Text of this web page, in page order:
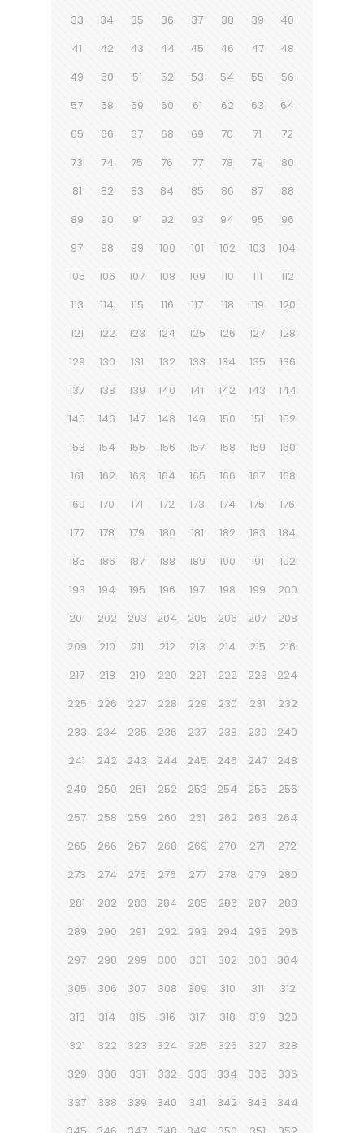
33
34 35 36 37 38 39
40
41
42 43 44 45 46 47
48
49
50 51 52 53 54 55
56
57
58 59 60 61 62 63
64
65
66 67 68 69 70 71
72
73
74 75 76 77 78 79
80
81
82 83 84 85 86 87
88
89
90 91 92 93 94 95
96
97
98 99 100 101 102 103
104
105
106 107 108 109 110 111
112
113
114 115 116 117 118 119
120
121
122 123 124 125 126 127
128
129
130 131 132 133 134 135
136
137
138 139 140 141 142 143
144
145
146 147 148 149 150 151
152
153
154 155 156 157 158 159
160
161
162 163 164 165 166 167
168
169
170 171 172 173 174 175
176
177
178 179 180 181 182 183
184
185
186 187 188 189 190 191
192
193
194 195 196 197 198 199
200
201
202 203 204 205 206 207
208
209
210 211 212 213 214 215
216
217
218 219 220 221 222 223
224
225
226 227 228 229 230 231
232
233
234 235 236 237 238 239
240
241
242 243 244 245 246 247
248
249
250 251 252 253 254 255
256
257
258 259 260 261 262 263
264
265
266 267 268 269 270 271
272
273
274 275 276 277 278 279
280
281
282 283 284 285 286 287
288
289
290 291 292 293 294 295
296
297
298 299 300 301 302 303
304
305
306 307 308 309 310 311
312
313
314 315 316 317 318 319
320
321
322 323 324 325 326 327
328
329
330 331 332 333 334 335
336
337
338 339 340 341 342 343
344